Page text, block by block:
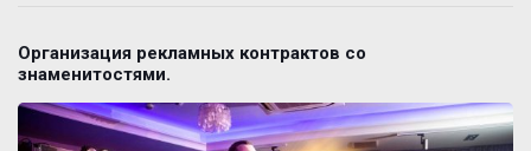
Организация рекламных контрактов со
знаменитостями.